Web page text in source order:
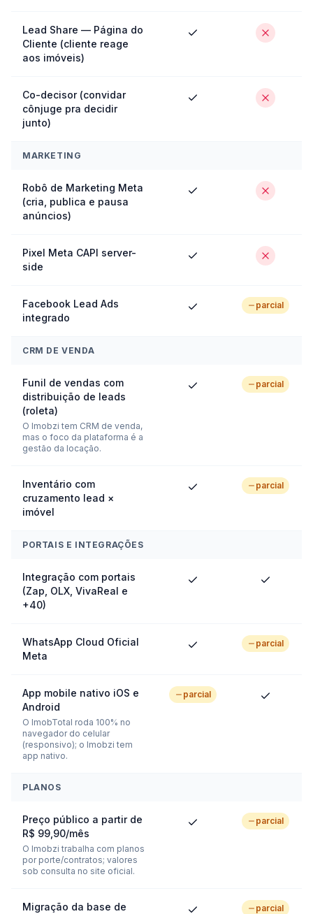
Lead Share — Página do
Cliente (cliente reage
aos imóveis)
Co-decisor (convidar
cônjuge pra decidir
junto)
MARKETING
Robô de Marketing Meta
(cria, publica e pausa
anúncios)
Pixel Meta CAPI server-
side
Facebook Lead Ads
integrado
parcial
CRM DE VENDA
Funil de vendas com
distribuição de leads
(roleta)
O Imobzi tem CRM de venda,
mas o foco da plataforma é a
gestão da locação.
parcial
Inventário com
cruzamento lead ×
imóvel
parcial
PORTAIS E INTEGRAÇÕES
Integração com portais
(Zap, OLX, VivaReal e
+40)
WhatsApp Cloud Oficial
Meta
parcial
App mobile nativo iOS e
Android
O ImobTotal roda 100% no
navegador do celular
(responsivo); o Imobzi tem
app nativo.
parcial
PLANOS
Preço público a partir de
R$ 99,90/mês
O Imobzi trabalha com planos
por porte/contratos; valores
sob consulta no site oficial.
parcial
Migração da base de
parcial